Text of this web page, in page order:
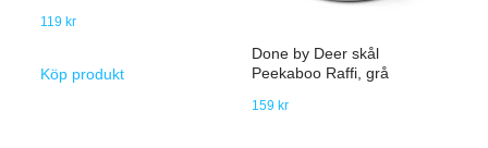
119 kr
Köp produkt
Done by Deer skål
Peekaboo Raffi, grå
159 kr